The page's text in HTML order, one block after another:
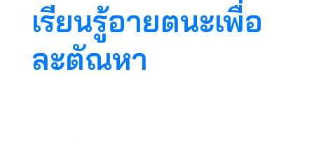
เรียนรู้อายตนะเพื่อ
ละตัณหา